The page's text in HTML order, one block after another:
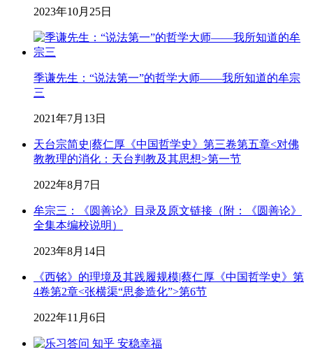
2023年10月25日
季谦先生：“说法第一”的哲学大师——我所知道的牟宗
三
2021年7月13日
天台宗简史|蔡仁厚《中国哲学史》第三卷第五章<对佛
教教理的消化：天台判教及其思想>第一节
2022年8月7日
牟宗三：《圆善论》目录及原文链接（附：《圆善论》
全集本编校说明）
2023年8月14日
《西铭》的理境及其践履规模|蔡仁厚《中国哲学史》第
4卷第2章<张横渠“思参造化”>第6节
2022年11月6日